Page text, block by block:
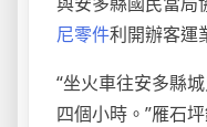
尼零件利開辦客運
“坐火車往安多縣
四個小時。”雁石